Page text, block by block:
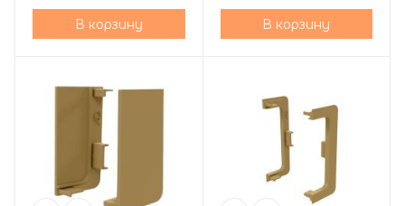
В корзину В корзину